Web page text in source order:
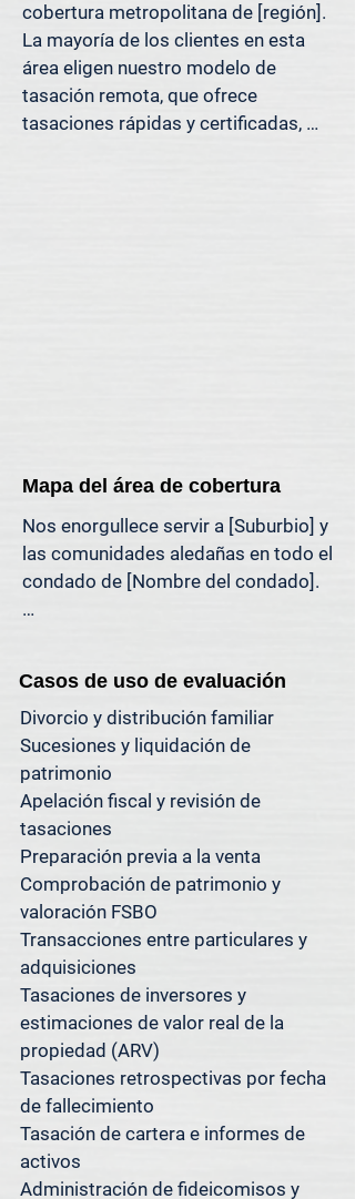
Apoyamos a propietarios, abogados,
agentes e inversionistas que confían
en valores inmobiliarios precisos
para tomar decisiones informadas y
reducir el riesgo donde más importa.
cobertura metropolitana de [región].
La mayoría de los clientes en esta
área eligen nuestro modelo de
tasación remota, que ofrece
tasaciones rápidas y certificadas,
Mapa del área de cobertura
Nos enorgullece servir a [Suburbio] y
las comunidades aledañas en todo el
condado de [Nombre del condado].
tasaciones en el área de [Suburbio].
Si se encuentra cerca y no está
seguro de si atendemos su
propiedad, simplemente pregunte;
con gusto le confirmaremos.
¿Tiene propiedades en varios
mercados? Tenemos lo que
necesita.
Además de servir a [Suburbio],
Spacedesk Appraisal Group también
ofrece servicios de tasación en
Austin, San Antonio, Houston y el
área metropolitana de Dallas-Fort
Worth.
Nuestros sistemas centralizados y
nuestra metodología consistente
nos permiten ofrecer tasaciones
Casos de uso de evaluación
Divorcio y distribución familiar
Sucesiones y liquidación de
patrimonio
Apelación fiscal y revisión de
tasaciones
Preparación previa a la venta
Comprobación de patrimonio y
valoración FSBO
Transacciones entre particulares y
adquisiciones
Tasaciones de inversores y
estimaciones de valor real de la
propiedad (ARV)
Tasaciones retrospectivas por fecha
de fallecimiento
Tasación de cartera e informes de
activos
Administración de fideicomisos y